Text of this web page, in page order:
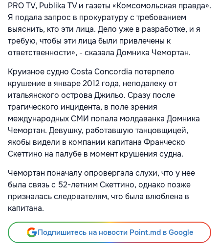
PRO TV, Publika TV и газеты «Комсомольская правда».
Я подала запрос в прокуратуру с требованием
выяснить, кто эти лица. Дело уже в разработке, и я
требую, чтобы эти лица были привлечены к
ответственности», - сказала Домника Чемортан.
Круизное судно Costa Concordia потерпело
крушение в январе 2012 года, неподалеку от
итальянского острова Джильо. Сразу после
трагического инцидента, в поле зрения
международных СМИ попала молдаванка Домника
Чемортан. Девушку, работавшую танцовщицей,
якобы видели в компании капитана Франческо
Скеттино на палубе в момент крушения судна.
Чемортан поначалу опровергала слухи, что у нее
была связь с 52-летним Скеттино, однако позже
призналась следователям, что была влюблена в
капитана.
Подпишитесь на новости Point.md в Google